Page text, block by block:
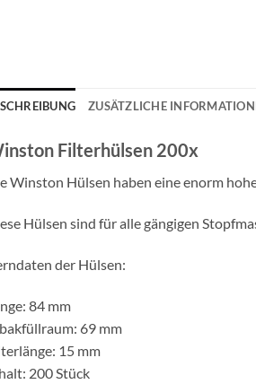
ZUSÄTZLICHE
Filterhülsen 200x
Winston Hülsen haben eine enorm
Hülsen sind für alle gängigen
der Hülsen:
84 mm
69 mm
15 mm
200 Stück